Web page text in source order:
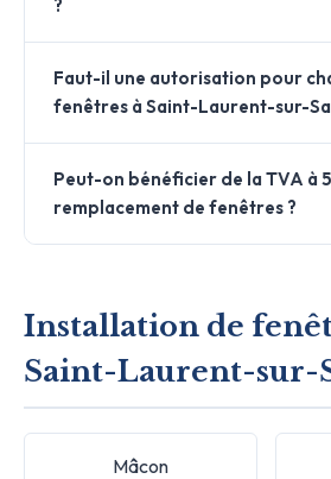
?
Faut-il une autorisation pour
fenêtres à Saint-Laurent-sur-
Peut-on bénéficier de la TVA à
remplacement de fenêtres ?
Installation de
Saint-Laurent-sur-
Mâcon